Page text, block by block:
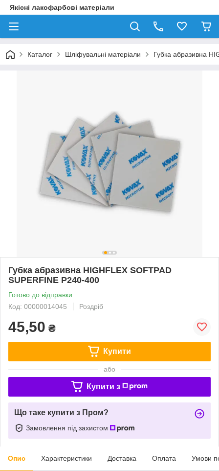
Якісні лакофарбові матеріали
Каталог Шліфувальні матеріали Губка абразивна
Губка абразивна HIGHFLEX SOFTPAD
SUPERFINE P240-400
Готово до відправки
Код: 00000014045
Роздріб
45,50 ₴
Купити
або
Купити з
Що таке купити з Пром?
Замовлення під захистом
Опис Характеристики Доставка Оплата Умови